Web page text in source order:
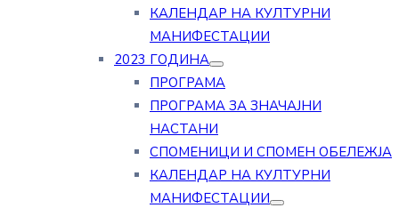
КАЛЕНДАР НА КУЛТУРНИ
МАНИФЕСТАЦИИ
2023 ГОДИНА
ПРОГРАМА
ПРОГРАМА ЗА ЗНАЧАЈНИ
НАСТАНИ
СПОМЕНИЦИ И СПОМЕН ОБЕЛЕЖЈА
КАЛЕНДАР НА КУЛТУРНИ
МАНИФЕСТАЦИИ